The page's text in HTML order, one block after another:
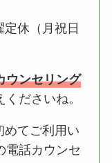
休（月祝日
ウンセリング
ださいね。
めてご利用い
電話カウンセ